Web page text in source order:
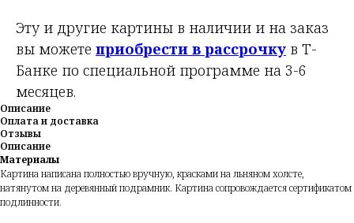
Эту и другие картины в наличии и на заказ
вы можете приобрести в рассрочку в Т-
Банке по специальной программе на 3-6
месяцев.
Описание
Оплата и доставка
Отзывы
Описание
Материалы
Картина написана полностью вручную, красками на льняном холсте,
натянутом на деревянный подрамник. Картина сопровождается сертификатом
подлинности.